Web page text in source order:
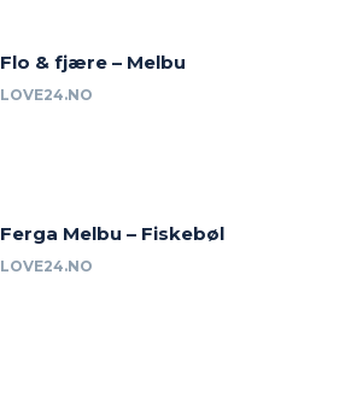
Flo & fjære – Melbu
LOVE24.NO
Ferga Melbu – Fiskebøl
LOVE24.NO